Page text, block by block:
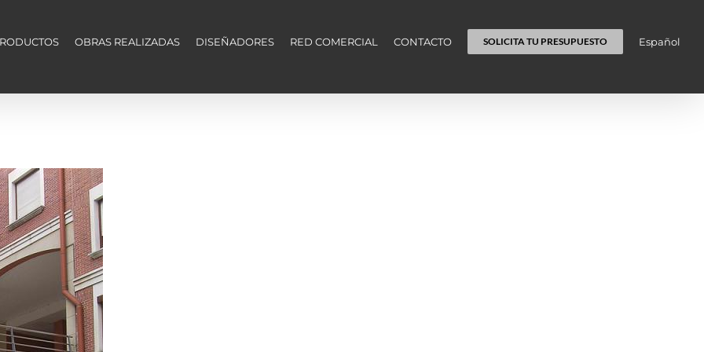
OBRAS REALIZADAS DISEÑADORES RED COMERCIAL CONTACTO SOLICITA TU PRESUPUESTO Español